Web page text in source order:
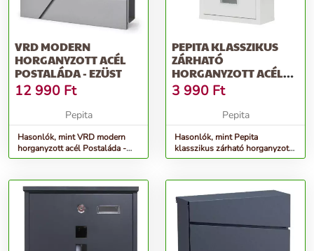
VRD MODERN
HORGANYZOTT ACÉL
POSTALÁDA - EZÜST
12 990 Ft
Pepita
Hasonlók, mint VRD modern
horganyzott acél Postaláda -
ezüst
PEPITA KLASSZIKUS
ZÁRHATÓ
HORGANYZOTT ACÉL
POSTALÁDA - FEHÉR
3 990 Ft
Pepita
Hasonlók, mint Pepita
klasszikus zárható horganyzott
acél Postaláda - fehér